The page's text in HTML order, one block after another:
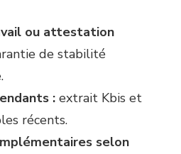
ou attestation
de stabilité
: extrait Kbis et
récents.
selon